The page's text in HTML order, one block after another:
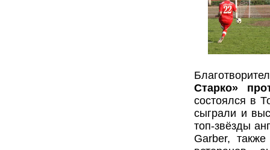
Старко»
состоялся в
сыграли и
топ-звёзды
Garber,